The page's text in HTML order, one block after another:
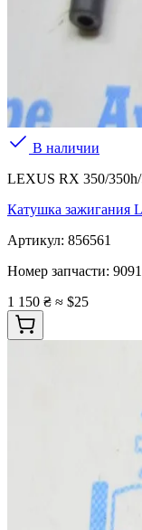
В наличии
LEXUS RX 350/
Катушка зажигания
Артикул: 856561
Номер запчасти:
1 150 ₴ ≈ $25